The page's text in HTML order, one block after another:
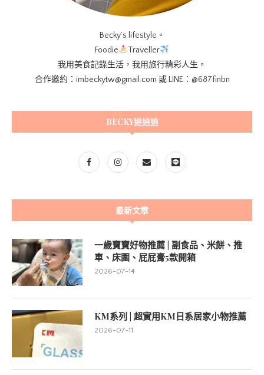
Becky’s lifestyle。
Foodie
Traveller
我用美食記錄生活，我用旅行精彩人生。
合作邀約：imbeckytw@gmail.com 或 LINE：@687finbn
BECKY追追追
最新文章
一歲寶寶好物推薦 | 副食品、米餅、推
車、床圍、屁屁膏5款開箱
2026-07-14
KM系列 | 超實用KM日系居家小物推薦
2026-07-11